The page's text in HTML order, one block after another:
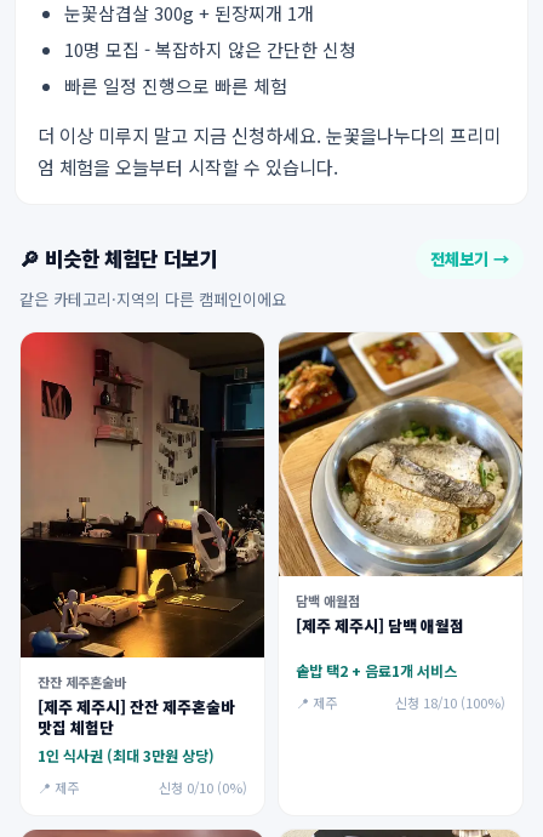
눈꽃삼겹살 300g + 된장찌개 1개
10명 모집 - 복잡하지 않은 간단한 신청
빠른 일정 진행으로 빠른 체험
더 이상 미루지 말고 지금 신청하세요. 눈꽃을나누다의 프리미
엄 체험을 오늘부터 시작할 수 있습니다.
🔎 비슷한 체험단 더보기 전체보기 →
같은 카테고리·지역의 다른 캠페인이에요
잔잔 제주혼술바
[제주 제주시] 잔잔 제주혼술바
맛집 체험단
1인 식사권 (최대 3만원 상당)
📍 제주 신청 0/10 (0%)
담백 애월점
[제주 제주시] 담백 애월점
솥밥 택2 + 음료1개 서비스
📍 제주 신청 18/10 (100%)